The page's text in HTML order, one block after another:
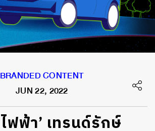
BRANDED CONTENT
JUN 22, 2022
ฟฟ้า’ เทรนด์รักษ์